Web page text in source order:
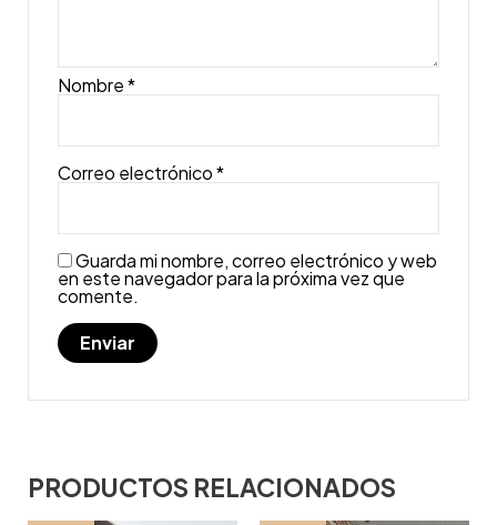
Nombre*
Correo electrónico*
Guarda mi nombre, correo electrónico y web
en este navegador para la próxima vez que
comente.
PRODUCTOS RELACIONADOS